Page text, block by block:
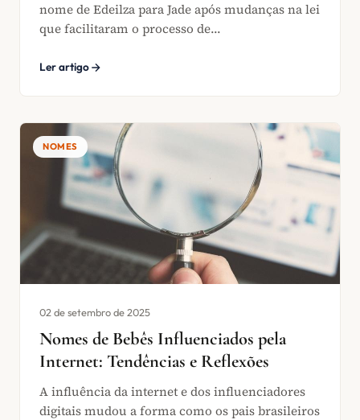
nome de Edeilza para Jade após mudanças na lei
que facilitaram o processo de...
Ler artigo
NOMES
02 de setembro de 2025
Nomes de Bebês Influenciados pela
Internet: Tendências e Reflexões
A influência da internet e dos influenciadores
digitais mudou a forma como os pais brasileiros